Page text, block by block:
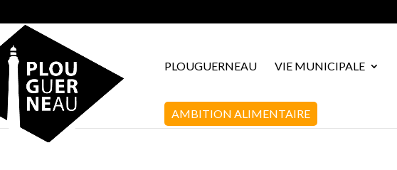
PLOUGUERNEAU VIE MUNICIPALE
AMBITION ALIMENTAIRE